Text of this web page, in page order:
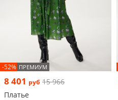
-52% ПРЕМИУМ
8 401 руб 15 966
Платье